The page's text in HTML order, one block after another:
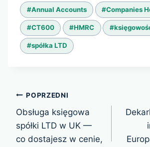
Tagi
wpisu:
#Annual Accounts #Companies
#CT600 #HMRC #
#spółka LTD
Nawigacja
wpisu
POPRZEDNI
Obsługa księgowa
spółki LTD w UK —
co dostajesz w cenie,